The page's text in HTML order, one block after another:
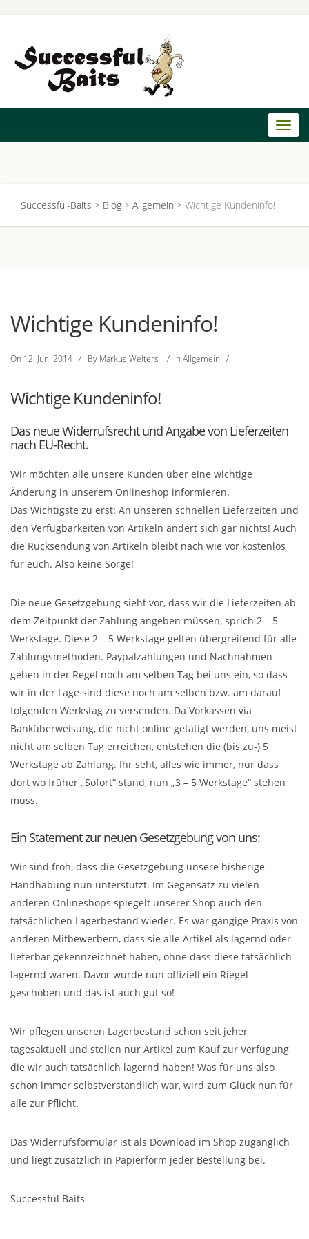
Successful-Baits > Blog > Allgemein > Wichtige Kundeninfo!
Wichtige Kundeninfo!
On 12. Juni 2014 / By Markus Welters / In Allgemein /
Wichtige Kundeninfo!
Das neue Widerrufsrecht und Angabe von Lieferzeiten
nach EU-Recht.
Wir möchten alle unsere Kunden über eine wichtige
Änderung in unserem Onlineshop informieren.
Das Wichtigste zu erst: An unseren schnellen Lieferzeiten und
den Verfügbarkeiten von Artikeln ändert sich gar nichts! Auch
die Rücksendung von Artikeln bleibt nach wie vor kostenlos
für euch. Also keine Sorge!
Die neue Gesetzgebung sieht vor, dass wir die Lieferzeiten ab
dem Zeitpunkt der Zahlung angeben müssen, sprich 2 – 5
Werkstage. Diese 2 – 5 Werkstage gelten übergreifend für alle
Zahlungsmethoden. Paypalzahlungen und Nachnahmen
gehen in der Regel noch am selben Tag bei uns ein, so dass
wir in der Lage sind diese noch am selben bzw. am darauf
folgenden Werkstag zu versenden. Da Vorkassen via
Banküberweisung, die nicht online getätigt werden, uns meist
nicht am selben Tag erreichen, entstehen die (bis zu-) 5
Werkstage ab Zahlung. Ihr seht, alles wie immer, nur dass
dort wo früher „Sofort“ stand, nun „3 – 5 Werkstage“ stehen
muss.
Ein Statement zur neuen Gesetzgebung von uns:
Wir sind froh, dass die Gesetzgebung unsere bisherige
Handhabung nun unterstützt. Im Gegensatz zu vielen
anderen Onlineshops spiegelt unserer Shop auch den
tatsächlichen Lagerbestand wieder. Es war gängige Praxis von
anderen Mitbewerbern, dass sie alle Artikel als lagernd oder
lieferbar gekennzeichnet haben, ohne dass diese tatsächlich
lagernd waren. Davor wurde nun offiziell ein Riegel
geschoben und das ist auch gut so!
Wir pflegen unseren Lagerbestand schon seit jeher
tagesaktuell und stellen nur Artikel zum Kauf zur Verfügung
die wir auch tatsächlich lagernd haben! Was für uns also
schon immer selbstverständlich war, wird zum Glück nun für
alle zur Pflicht.
Das Widerrufsformular ist als Download im Shop zugänglich
und liegt zusätzlich in Papierform jeder Bestellung bei.
Successful Baits